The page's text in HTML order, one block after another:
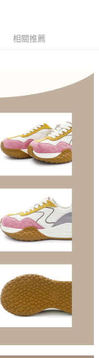
續交易確認頁面所載為準。
審核未通過，訂單將自動取
」於每月結算日後寄送繳費提
／台灣大直營門市／銀行轉
下簡稱本公司）所提供，讓
，並由商店將買賣／分期付款
帳單繳交帳款。
係目的，商店將以您的個人
oppay.tw/userRule
費
費
相關推薦